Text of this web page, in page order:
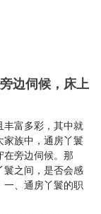
边伺候，床上
丰富多彩，其中就
家族中，通房丫鬟
旁边伺候。那
鬟之间，是否会感
一、通房丫鬟的职